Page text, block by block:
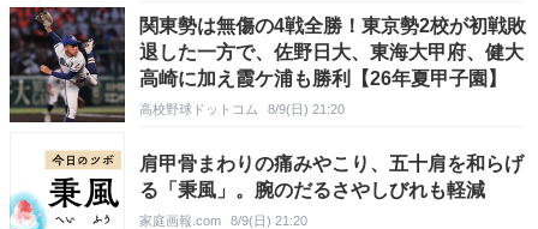
関東勢は無傷の4戦全勝！東京勢2校が初戦敗
退した一方で、佐野日大、東海大甲府、健大
高崎に加え霞ケ浦も勝利【26年夏甲子園】
高校野球ドットコム 8/9(日) 21:20
肩甲骨まわりの痛みやこり、五十肩を和らげ
る「秉風」。腕のだるさやしびれも軽減
家庭画報.com 8/9(日) 21:20